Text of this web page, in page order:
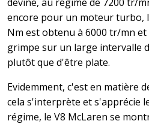
encore pour un moteur turbo,
Nm est obtenu à 6000 tr/mn
grimpe sur un large intervalle
plutôt que d'être plate.
Evidemment, c'est en matière
cela s'interprète et s'apprécie
régime, le V8 McLaren se